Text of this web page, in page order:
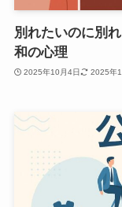
別れたいのに別
和の心理
2025年10月4日 2025年